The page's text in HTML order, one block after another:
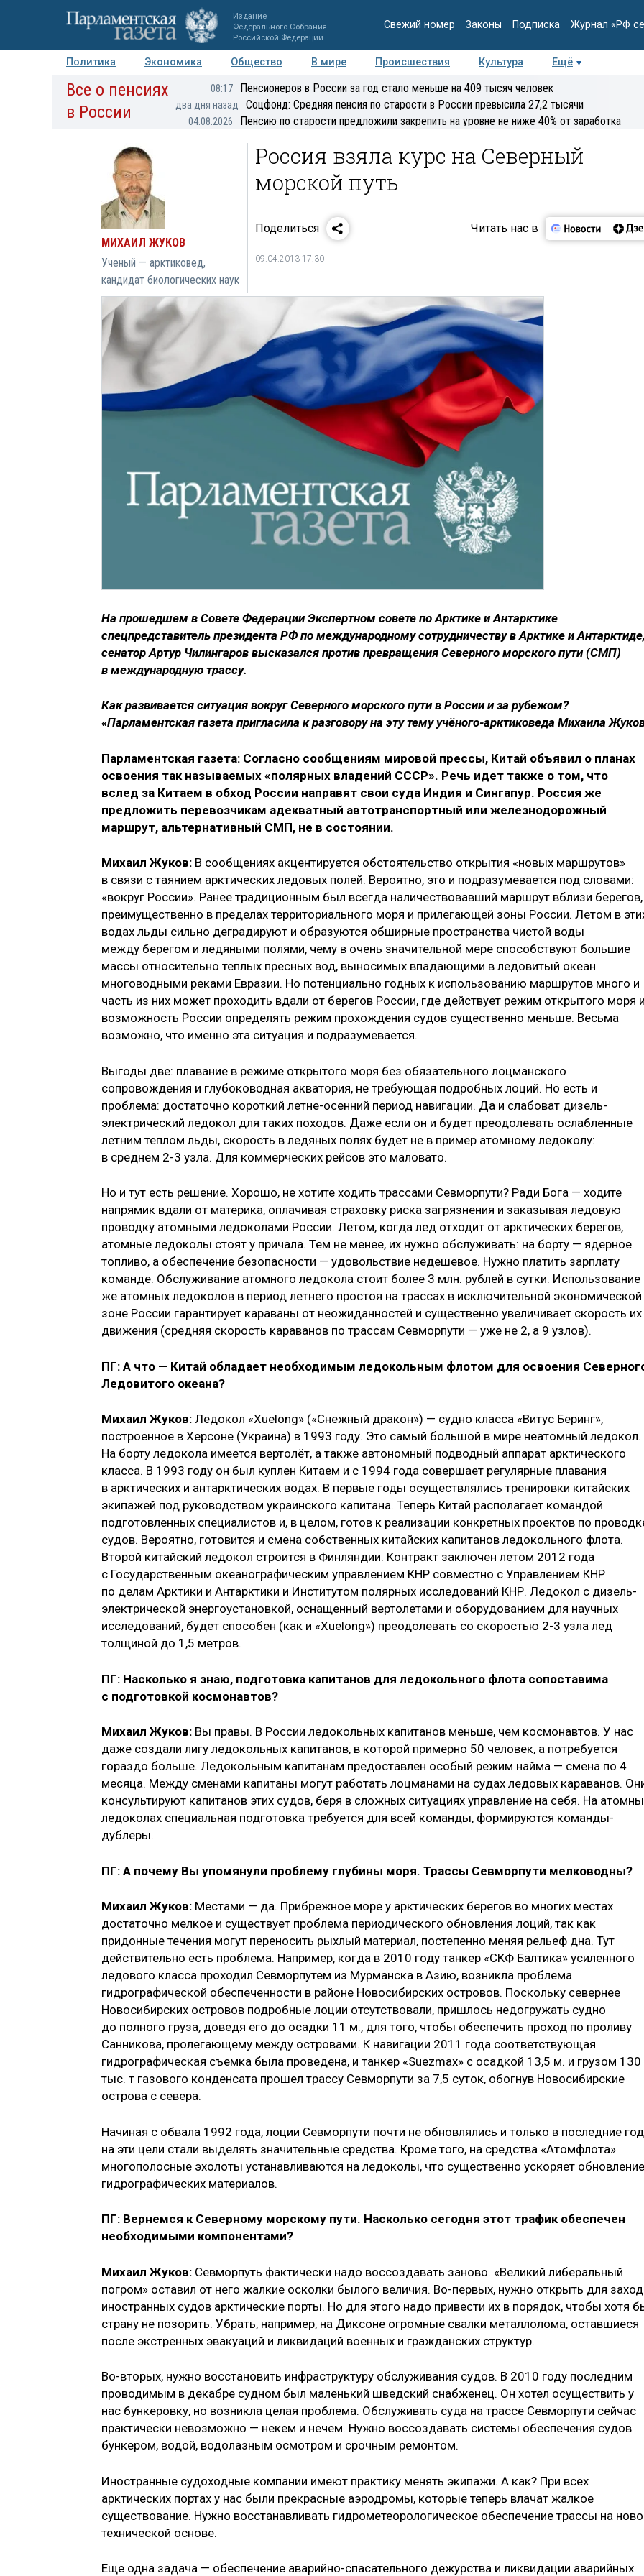
Издание
Федерального Собрания
Российской Федерации
Свежий номер Законы Подписка Журнал «РФ
Политика Экономика Общество В мире Происшествия Культура
Ещё
Авторы Персоны Мнения Регионы Медиацентр Интервью Колумнисты
Все о пенсиях
в России
08:17 Пенсионеров в России за год стало меньше на 409 тысяч человек
два дня назад Соцфонд: Средняя пенсия по старости в России превысила 27,2 тысячи
04.08.2026 Пенсию по старости предложили закрепить на уровне не ниже 40% от заработка
МИХАИЛ ЖУКОВ
Ученый — арктиковед,
кандидат биологических наук
Россия взяла курс на Северный
морской путь
Поделиться Читать нас в
09.04.2013 17:30
На прошедшем в Совете Федерации Экспертном совете по Арктике и Антарктике
спецпредставитель президента РФ по международному сотрудничеству в Арктике и
сенатор Артур Чилингаров высказался против превращения Северного морского пути (СМП)
в международную трассу.
Как развивается ситуация вокруг Северного морского пути в России и за рубежом?
«Парламентская газета пригласила к разговору на эту тему учёного-арктиковеда Михаила
Парламентская газета: Согласно сообщениям мировой прессы, Китай объявил о планах
освоения так называемых «полярных владений СССР». Речь идет также о том, что
вслед за Китаем в обход России направят свои суда Индия и Сингапур. Россия же
предложить перевозчикам адекватный автотранспортный или железнодорожный
маршрут, альтернативный СМП, не в состоянии.
Михаил Жуков: В сообщениях акцентируется обстоятельство открытия «новых маршрутов»
в связи с таянием арктических ледовых полей. Вероятно, это и подразумевается под словами:
«вокруг России». Ранее традиционным был всегда наличествовавший маршрут вблизи берегов,
преимущественно в пределах территориального моря и прилегающей зоны России. Летом в
водах льды сильно деградируют и образуются обширные пространства чистой воды
между берегом и ледяными полями, чему в очень значительной мере способствуют большие
массы относительно теплых пресных вод, выносимых впадающими в ледовитый океан
многоводными реками Евразии. Но потенциально годных к использованию маршрутов много и
часть из них может проходить вдали от берегов России, где действует режим открытого моря
возможность России определять режим прохождения судов существенно меньше. Весьма
возможно, что именно эта ситуация и подразумевается.
Выгоды две: плавание в режиме открытого моря без обязательного лоцманского
сопровождения и глубоководная акватория, не требующая подробных лоций. Но есть и
проблема: достаточно короткий летне-осенний период навигации. Да и слабоват дизель-
электрический ледокол для таких походов. Даже если он и будет преодолевать ослабленные
летним теплом льды, скорость в ледяных полях будет не в пример атомному ледоколу:
в среднем 2-3 узла. Для коммерческих рейсов это маловато.
Но и тут есть решение. Хорошо, не хотите ходить трассами Севморпути? Ради Бога — ходите
напрямик вдали от материка, оплачивая страховку риска загрязнения и заказывая ледовую
проводку атомными ледоколами России. Летом, когда лед отходит от арктических берегов,
атомные ледоколы стоят у причала. Тем не менее, их нужно обслуживать: на борту — ядерное
топливо, а обеспечение безопасности — удовольствие недешевое. Нужно платить зарплату
команде. Обслуживание атомного ледокола стоит более 3 млн. рублей в сутки. Использование
же атомных ледоколов в период летнего простоя на трассах в исключительной экономической
зоне России гарантирует караваны от неожиданностей и существенно увеличивает скорость их
движения (средняя скорость караванов по трассам Севморпути — уже не 2, а 9 узлов).
ПГ: А что — Китай обладает необходимым ледокольным флотом для освоения
Ледовитого океана?
Михаил Жуков: Ледокол «Xuelong» («Снежный дракон») — судно класса «Витус Беринг»,
построенное в Херсоне (Украина) в 1993 году. Это самый большой в мире неатомный ледокол.
На борту ледокола имеется вертолёт, а также автономный подводный аппарат арктического
класса. В 1993 году он был куплен Китаем и с 1994 года совершает регулярные плавания
в арктических и антарктических водах. В первые годы осуществлялись тренировки китайских
экипажей под руководством украинского капитана. Теперь Китай располагает командой
подготовленных специалистов и, в целом, готов к реализации конкретных проектов по
судов. Вероятно, готовится и смена собственных китайских капитанов ледокольного флота.
Второй китайский ледокол строится в Финляндии. Контракт заключен летом 2012 года
с Государственным океанографическим управлением КНР совместно с Управлением КНР
по делам Арктики и Антарктики и Институтом полярных исследований КНР. Ледокол с дизель-
электрической энергоустановкой, оснащенный вертолетами и оборудованием для научных
исследований, будет способен (как и «Xuelong») преодолевать со скоростью 2-3 узла лед
толщиной до 1,5 метров.
ПГ: Насколько я знаю, подготовка капитанов для ледокольного флота сопоставима
с подготовкой космонавтов?
Михаил Жуков: Вы правы. В России ледокольных капитанов меньше, чем космонавтов. У нас
даже создали лигу ледокольных капитанов, в которой примерно 50 человек, а потребуется
гораздо больше. Ледокольным капитанам предоставлен особый режим найма — смена по 4
месяца. Между сменами капитаны могут работать лоцманами на судах ледовых караванов.
консультируют капитанов этих судов, беря в сложных ситуациях управление на себя. На
ледоколах специальная подготовка требуется для всей команды, формируются команды-
дублеры.
ПГ: А почему Вы упомянули проблему глубины моря. Трассы Севморпути мелководны?
Михаил Жуков: Местами — да. Прибрежное море у арктических берегов во многих местах
достаточно мелкое и существует проблема периодического обновления лоций, так как
придонные течения могут переносить рыхлый материал, постепенно меняя рельеф дна. Тут
действительно есть проблема. Например, когда в 2010 году танкер «СКФ Балтика» усиленного
ледового класса проходил Севморпутем из Мурманска в Азию, возникла проблема
гидрографической обеспеченности в районе Новосибирских островов. Поскольку севернее
Новосибирских островов подробные лоции отсутствовали, пришлось недогружать судно
до полного груза, доведя его до осадки 11 м., для того, чтобы обеспечить проход по проливу
Санникова, пролегающему между островами. К навигации 2011 года соответствующая
гидрографическая съемка была проведена, и танкер «Suezmax» с осадкой 13,5 м. и грузом 130
тыс. т газового конденсата прошел трассу Севморпути за 7,5 суток, обогнув Новосибирские
острова с севера.
Начиная с обвала 1992 года, лоции Севморпути почти не обновлялись и только в последние
на эти цели стали выделять значительные средства. Кроме того, на средства «Атомфлота»
многополосные эхолоты устанавливаются на ледоколы, что существенно ускоряет обновление
гидрографических материалов.
ПГ: Вернемся к Северному морскому пути. Насколько сегодня этот трафик обеспечен
необходимыми компонентами?
Михаил Жуков: Севморпуть фактически надо воссоздавать заново. «Великий либеральный
погром» оставил от него жалкие осколки былого величия. Во-первых, нужно открыть для
иностранных судов арктические порты. Но для этого надо привести их в порядок, чтобы хотя
страну не позорить. Убрать, например, на Диксоне огромные свалки металлолома, оставшиеся
после экстренных эвакуаций и ликвидаций военных и гражданских структур.
Во-вторых, нужно восстановить инфраструктуру обслуживания судов. В 2010 году последним
проводимым в декабре судном был маленький шведский снабженец. Он хотел осуществить у
нас бункеровку, но возникла целая проблема. Обслуживать суда на трассе Севморпути сейчас
практически невозможно — некем и нечем. Нужно воссоздавать системы обеспечения судов
бункером, водой, водолазным осмотром и срочным ремонтом.
Иностранные судоходные компании имеют практику менять экипажи. А как? При всех
арктических портах у нас были прекрасные аэродромы, которые теперь влачат жалкое
существование. Нужно восстанавливать гидрометеорологическое обеспечение трассы на
технической основе.
Еще одна задача — обеспечение аварийно-спасательного дежурства и ликвидации аварийных